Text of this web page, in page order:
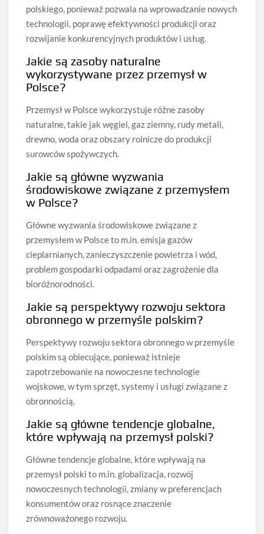
polskiego, ponieważ pozwala na wprowadzanie nowych
technologii, poprawę efektywności produkcji oraz
rozwijanie konkurencyjnych produktów i usług.
Jakie są zasoby naturalne
wykorzystywane przez przemysł w
Polsce?
Przemysł w Polsce wykorzystuje różne zasoby
naturalne, takie jak węgiel, gaz ziemny, rudy metali,
drewno, woda oraz obszary rolnicze do produkcji
surowców spożywczych.
Jakie są główne wyzwania
środowiskowe związane z przemysłem
w Polsce?
Główne wyzwania środowiskowe związane z
przemysłem w Polsce to m.in. emisja gazów
cieplarnianych, zanieczyszczenie powietrza i wód,
problem gospodarki odpadami oraz zagrożenie dla
bioróżnorodności.
Jakie są perspektywy rozwoju sektora
obronnego w przemyśle polskim?
Perspektywy rozwoju sektora obronnego w przemyśle
polskim są obiecujące, ponieważ istnieje
zapotrzebowanie na nowoczesne technologie
wojskowe, w tym sprzęt, systemy i usługi związane z
obronnością.
Jakie są główne tendencje globalne,
które wpływają na przemysł polski?
Główne tendencje globalne, które wpływają na
przemysł polski to m.in. globalizacja, rozwój
nowoczesnych technologii, zmiany w preferencjach
konsumentów oraz rosnące znaczenie
zrównoważonego rozwoju.